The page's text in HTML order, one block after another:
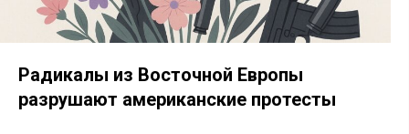
Радикалы из Восточной Европы
разрушают американские протесты